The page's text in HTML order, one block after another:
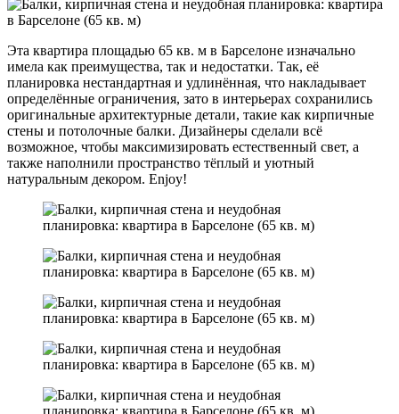
Эта квартира площадью 65 кв. м в Барселоне изначально
имела как преимущества, так и недостатки. Так, её
планировка нестандартная и удлинённая, что накладывает
определённые ограничения, зато в интерьерах сохранились
оригинальные архитектурные детали, такие как кирпичные
стены и потолочные балки. Дизайнеры сделали всё
возможное, чтобы максимизировать естественный свет, а
также наполнили пространство тёплый и уютный
натуральным декором. Enjoy!